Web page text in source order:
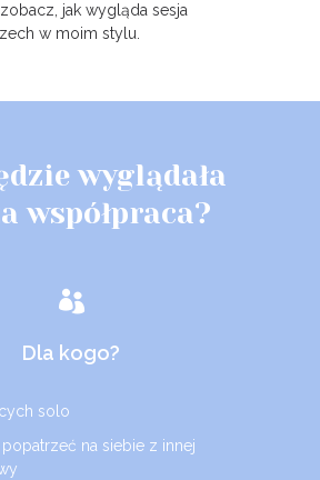
jak wygląda sesja
w moim stylu.
wyglądała
współpraca?
Dla kogo?
solo
na siebie z innej